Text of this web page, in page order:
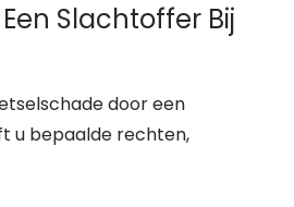
Slachtoffer Bij
door een
u bepaalde rechten,